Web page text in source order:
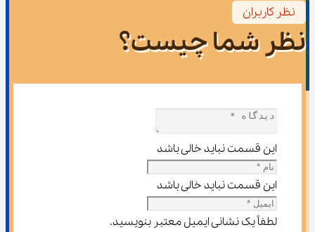
نظر کاربران
نظر شما چیست؟
این قسمت نباید خالی باشد
این قسمت نباید خالی باشد
لطفاً یک نشانی ایمیل معتبر بنویسید.